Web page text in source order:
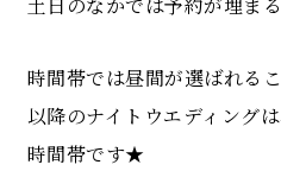
土日のなかでは予約が埋ま
時間帯では昼間が選ばれる
以降のナイトウエディング
時間帯です★